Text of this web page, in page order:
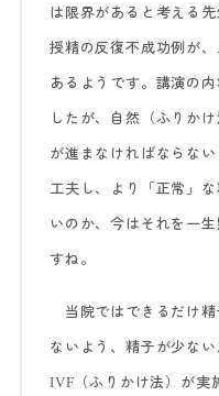
は限界があると考える
授精の反復不成功例が
あるようです。講演の
したが、自然（ふりか
が進まなければならな
工夫し、より「正常」
いのか、今はそれを一
すね。
当院ではできるだけ
ないよう、精子が少な
IVF （ふりかけ法）が